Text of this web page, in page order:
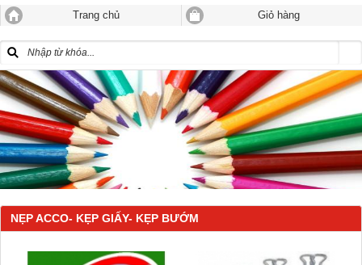
Trang chủ Giỏ hàng
NẸP ACCO- KẸP GIẤY- KẸP BƯỚM